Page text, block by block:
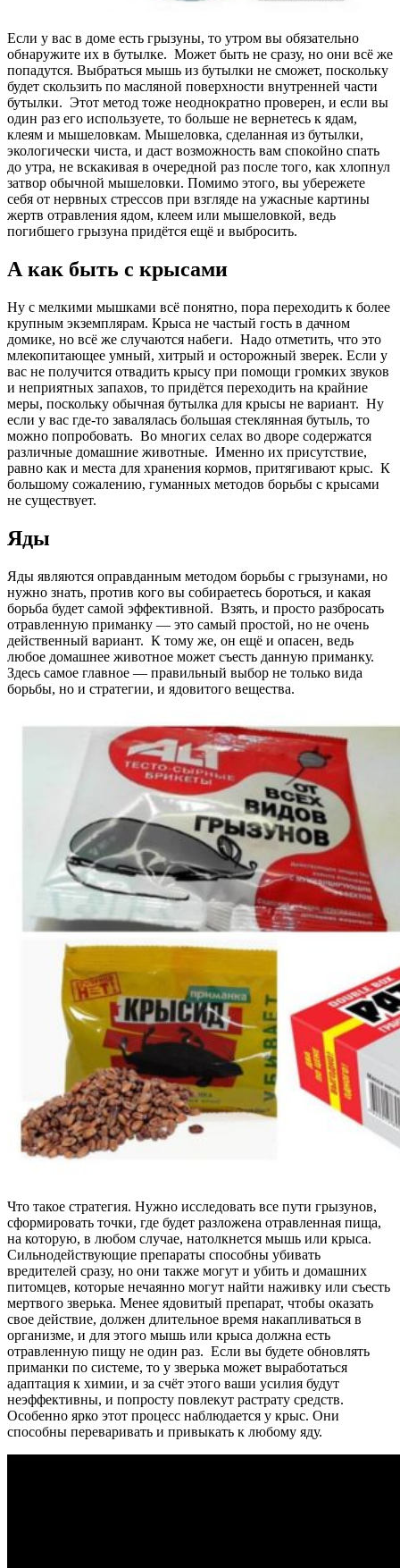
Если у вас в доме есть грызуны, то утром вы обязательно
обнаружите их в бутылке. Может быть не сразу, но они всё же
попадутся. Выбраться мышь из бутылки не сможет, поскольку
будет скользить по масляной поверхности внутренней части
бутылки. Этот метод тоже неоднократно проверен, и если вы
один раз его используете, то больше не вернетесь к ядам,
клеям и мышеловкам. Мышеловка, сделанная из бутылки,
экологически чиста, и даст возможность вам спокойно спать
до утра, не вскакивая в очередной раз после того, как хлопнул
затвор обычной мышеловки. Помимо этого, вы убережете
себя от нервных стрессов при взгляде на ужасные картины
жертв отравления ядом, клеем или мышеловкой, ведь
погибшего грызуна придётся ещё и выбросить.
А как быть с крысами
Ну с мелкими мышками всё понятно, пора переходить к более
крупным экземплярам. Крыса не частый гость в дачном
домике, но всё же случаются набеги. Надо отметить, что это
млекопитающее умный, хитрый и осторожный зверек. Если у
вас не получится отвадить крысу при помощи громких звуков
и неприятных запахов, то придётся переходить на крайние
меры, поскольку обычная бутылка для крысы не вариант. Ну
если у вас где-то завалялась большая стеклянная бутыль, то
можно попробовать. Во многих селах во дворе содержатся
различные домашние животные. Именно их присутствие,
равно как и места для хранения кормов, притягивают крыс. К
большому сожалению, гуманных методов борьбы с крысами
не существует.
Яды
Яды являются оправданным методом борьбы с грызунами, но
нужно знать, против кого вы собираетесь бороться, и какая
борьба будет самой эффективной. Взять, и просто разбросать
отравленную приманку — это самый простой, но не очень
действенный вариант. К тому же, он ещё и опасен, ведь
любое домашнее животное может съесть данную приманку.
Здесь самое главное — правильный выбор не только вида
борьбы, но и стратегии, и ядовитого вещества.
Что такое стратегия. Нужно исследовать все пути грызунов,
сформировать точки, где будет разложена отравленная пища,
на которую, в любом случае, натолкнется мышь или крыса.
Сильнодействующие препараты способны убивать
вредителей сразу, но они также могут и убить и домашних
питомцев, которые нечаянно могут найти наживку или съесть
мертвого зверька. Менее ядовитый препарат, чтобы оказать
свое действие, должен длительное время накапливаться в
организме, и для этого мышь или крыса должна есть
отравленную пищу не один раз. Если вы будете обновлять
приманки по системе, то у зверька может выработаться
адаптация к химии, и за счёт этого ваши усилия будут
неэффективны, и попросту повлекут растрату средств.
Особенно ярко этот процесс наблюдается у крыс. Они
способны переваривать и привыкать к любому яду.